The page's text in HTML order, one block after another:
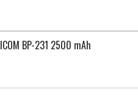
ICOM BP-231 2500 mAh